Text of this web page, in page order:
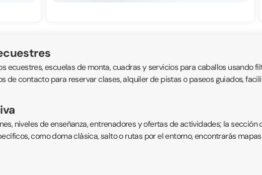
ecuestres, escuelas de monta, cuadras y servicios para caballos usando
de contacto para reservar clases, alquiler de pistas o paseos guiados,
niveles de enseñanza, entrenadores y ofertas de actividades; la
como doma clásica, salto o rutas por el entorno, encontrarás